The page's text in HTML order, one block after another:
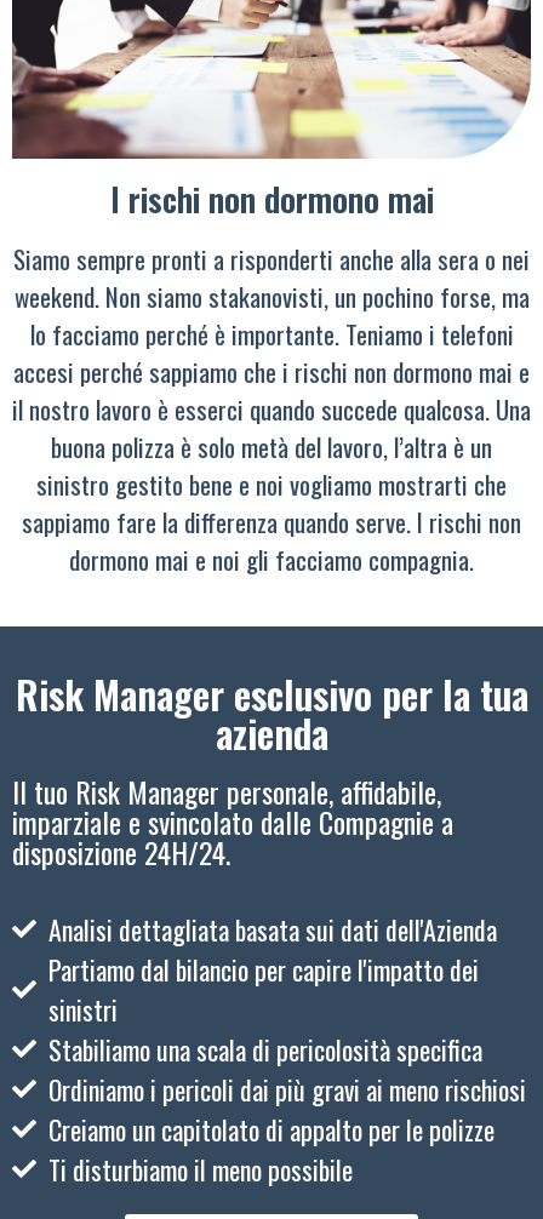
I rischi non dormono mai
Siamo sempre pronti a risponderti anche alla sera o nei
weekend. Non siamo stakanovisti, un pochino forse, ma
lo facciamo perché è importante. Teniamo i telefoni
accesi perché sappiamo che i rischi non dormono mai e
il nostro lavoro è esserci quando succede qualcosa. Una
buona polizza è solo metà del lavoro, l’altra è un
sinistro gestito bene e noi vogliamo mostrarti che
sappiamo fare la differenza quando serve. I rischi non
dormono mai e noi gli facciamo compagnia.
Risk Manager esclusivo per la tua
azienda
Il tuo Risk Manager personale, affidabile,
imparziale e svincolato dalle Compagnie a
disposizione 24H/24.
Analisi dettagliata basata sui dati dell'Azienda
Partiamo dal bilancio per capire l'impatto dei
sinistri
Stabiliamo una scala di pericolosità specifica
Ordiniamo i pericoli dai più gravi ai meno rischiosi
Creiamo un capitolato di appalto per le polizze
Ti disturbiamo il meno possibile